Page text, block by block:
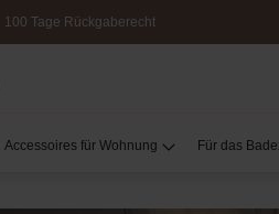
100 Tage Rückgaberecht
Accessoires für Wohnung Für das